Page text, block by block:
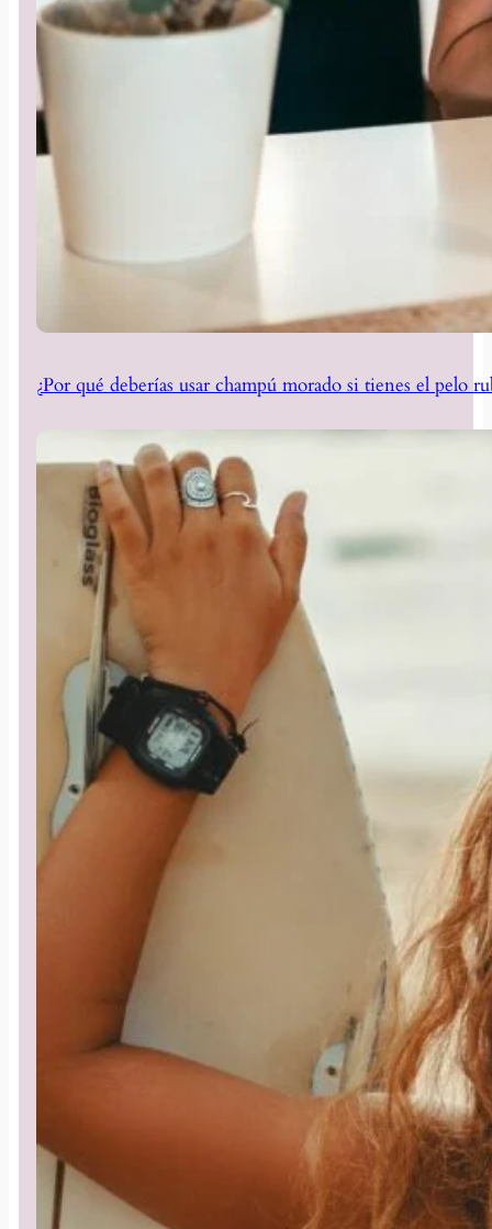
¿Por qué deberías usar champú morado si tienes el pelo